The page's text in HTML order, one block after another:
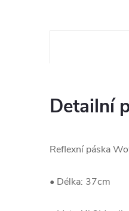
Detailní
Reflexní páska
• Délka: 37cm